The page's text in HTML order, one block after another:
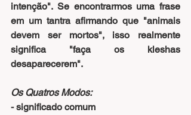
intenção". Se encontrarmos uma frase
em um tantra afirmando que "animais
devem ser mortos", isso realmente
significa "faça os kleshas
desaparecerem".
Os Quatros Modos:
- significado comum